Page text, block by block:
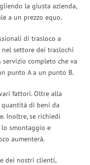
la giusta azienda,
a un prezzo equo.
di trasloco a
nel settore dei traslochi
completo che va
punto A a un punto B.
fattori. Oltre alla
quantità di beni da
Inoltre, se richiedi
smontaggio e
aumenterà.
dei nostri clienti,